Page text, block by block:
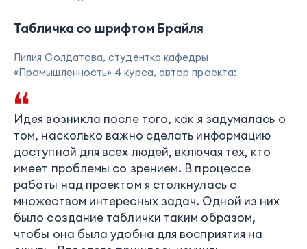
Табличка со шрифтом Брайля
Лилия Солдатова, студентка кафедры
«Промышленность» 4 курса, автор проекта:
Идея возникла после того, как я задумалась о
том, насколько важно сделать информацию
доступной для всех людей, включая тех, кто
имеет проблемы со зрением. В процессе
работы над проектом я столкнулась с
множеством интересных задач. Одной из них
было создание таблички таким образом,
чтобы она была удобна для восприятия на